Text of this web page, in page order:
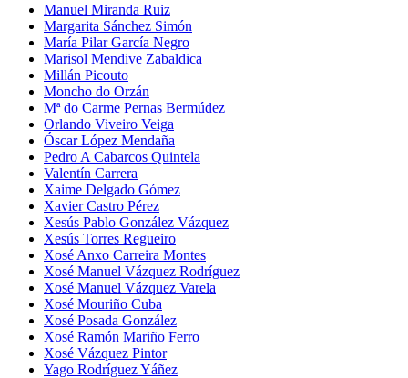
Manuel Miranda Ruiz
Margarita Sánchez Simón
María Pilar García Negro
Marisol Mendive Zabaldica
Millán Picouto
Moncho do Orzán
Mª do Carme Pernas Bermúdez
Orlando Viveiro Veiga
Óscar López Mendaña
Pedro A Cabarcos Quintela
Valentín Carrera
Xaime Delgado Gómez
Xavier Castro Pérez
Xesús Pablo González Vázquez
Xesús Torres Regueiro
Xosé Anxo Carreira Montes
Xosé Manuel Vázquez Rodríguez
Xosé Manuel Vázquez Varela
Xosé Mouriño Cuba
Xosé Posada González
Xosé Ramón Mariño Ferro
Xosé Vázquez Pintor
Yago Rodríguez Yáñez